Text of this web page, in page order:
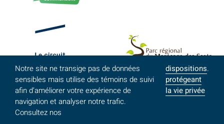
Notre site ne transige pas de données
sensibles mais utilise des témoins de suivi
afin d’améliorer votre expérience de
navigation et analyser notre trafic.
Consultez nos
dispositions
protégeant
la vie privée
.